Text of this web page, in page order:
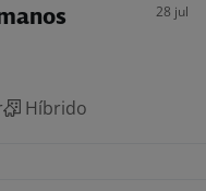
28 jul
Híbrido